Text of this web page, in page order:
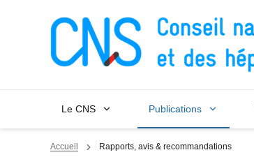
Le CNS Publications
Accueil Rapports, avis & recommandations